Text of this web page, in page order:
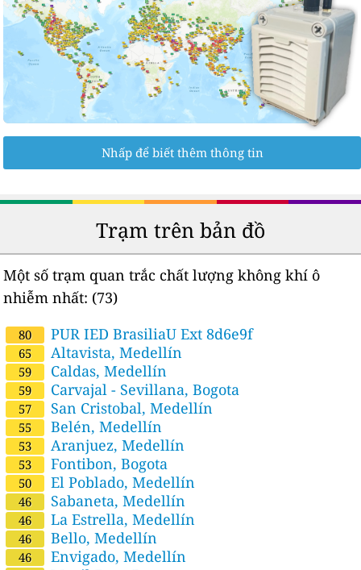
Nhấp để biết thêm thông tin
Trạm trên bản đồ
Một số trạm quan trắc chất lượng không khí ô
nhiễm nhất: (73)
80 PUR IED BrasiliaU Ext 8d6e9f
65 Altavista, Medellín
59 Caldas, Medellín
59 Carvajal - Sevillana, Bogota
57 San Cristobal, Medellín
55 Belén, Medellín
53 Aranjuez, Medellín
53 Fontibon, Bogota
50 El Poblado, Medellín
46 Sabaneta, Medellín
46 La Estrella, Medellín
46 Bello, Medellín
46 Envigado, Medellín